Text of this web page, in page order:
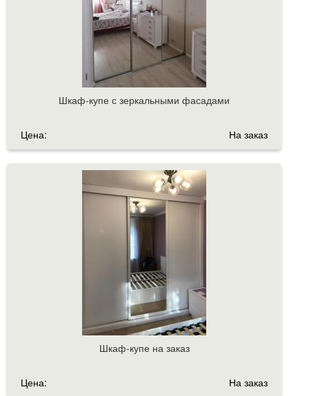
Шкаф-купе с зеркальными фасадами
Цена: На заказ
Шкаф-купе на заказ
Цена: На заказ